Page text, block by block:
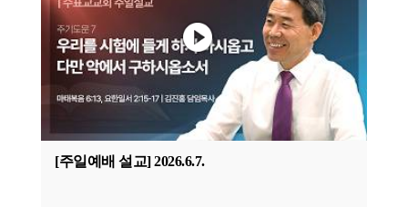
[주일예배 설교] 2026.6.7.